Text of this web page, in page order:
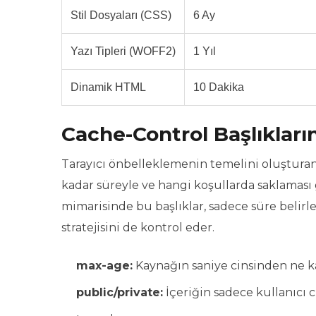
Stil Dosyaları (CSS) 6 Ay
Yazı Tipleri (WOFF2) 1 Yıl
Dinamik HTML 10 Dakika
Cache-Control
Tarayıcı önbelleklemenin temelini
kadar süreyle ve hangi koşullarda
mimarisinde bu başlıklar, sadece süre
stratejisini de kontrol eder.
max-age: Kaynağın saniye cinsinden
public/private: İçeriğin sadece kullanıcı